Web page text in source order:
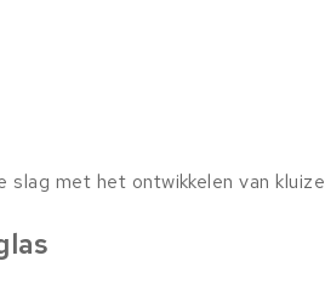
slag met het ontwikkelen van